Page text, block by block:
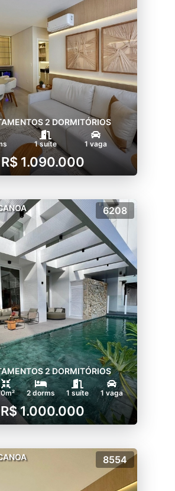
2 DORMITÓRIOS
1 suíte 1 vaga
R$ 1.090.000
6208
2 DORMITÓRIOS
2 dorms 1 suíte 1 vaga
R$ 1.000.000
8554